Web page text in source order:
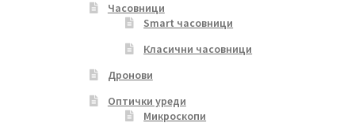
Часовници
Smart часовници
Класични часовници
Дронови
Оптички уреди
Микроскопи